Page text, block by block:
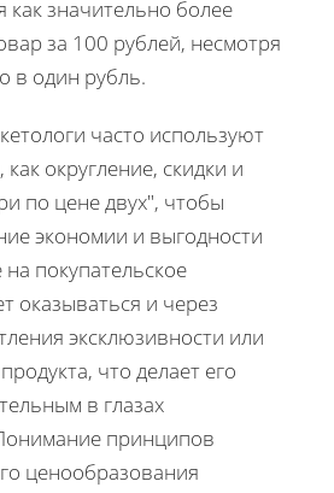
как значительно более
за 100 рублей, несмотря
в один рубль.
часто используют
как округление, скидки и
по цене двух", чтобы
экономии и выгодности
покупательское
оказываться и через
эксклюзивности или
что делает его
в глазах
принципов
ценообразования